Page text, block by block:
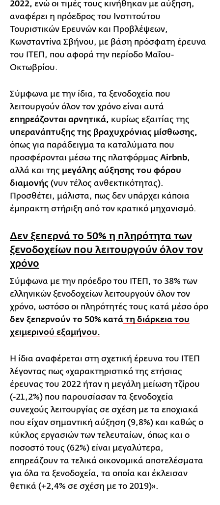
2022, ενώ οι τιμές τους κινήθηκαν με αύξηση,
αναφέρει η πρόεδρος του Ινστιτούτου
Τουριστικών Ερευνών και Προβλέψεων,
Κωνσταντίνα Σβήνου, με βάση πρόσφατη έρευνα
του ΙΤΕΠ, που αφορά την περίοδο Μαΐου-
Οκτωβρίου.
Σύμφωνα με την ίδια, τα ξενοδοχεία που
λειτουργούν όλον τον χρόνο είναι αυτά
επηρεάζονται αρνητικά, κυρίως εξαιτίας της
υπερανάπτυξης της βραχυχρόνιας μίσθωσης,
όπως για παράδειγμα τα καταλύματα που
προσφέρονται μέσω της πλατφόρμας Airbnb,
αλλά και της μεγάλης αύξησης του φόρου
διαμονής (νυν τέλος ανθεκτικότητας).
Προσθέτει, μάλιστα, πως δεν υπάρχει κάποια
έμπρακτη στήριξη από τον κρατικό μηχανισμό.
Δεν ξεπερνά το 50% η πληρότητα των
ξενοδοχείων που λειτουργούν όλον τον
χρόνο
Σύμφωνα με την πρόεδρο του ΙΤΕΠ, το 38% των
ελληνικών ξενοδοχείων λειτουργούν όλον τον
χρόνο, ωστόσο οι πληρότητές τους κατά μέσο όρο
δεν ξεπερνούν το 50% κατά τη διάρκεια του
χειμερινού εξαμήνου.
Η ίδια αναφέρεται στη σχετική έρευνα του ΙΤΕΠ
λέγοντας πως «χαρακτηριστικό της ετήσιας
έρευνας του 2022 ήταν η μεγάλη μείωση τζίρου
(-21,2%) που παρουσίασαν τα ξενοδοχεία
συνεχούς λειτουργίας σε σχέση με τα εποχιακά
που είχαν σημαντική αύξηση (9,8%) και καθώς ο
κύκλος εργασιών των τελευταίων, όπως και ο
ποσοστό τους (62%) είναι μεγαλύτερα,
επηρεάζουν τα τελικά οικονομικά αποτελέσματα
για όλα τα ξενοδοχεία, τα οποία και έκλεισαν
θετικά (+2,4% σε σχέση με το 2019)».